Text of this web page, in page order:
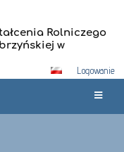
Rolniczego
w
Logowanie